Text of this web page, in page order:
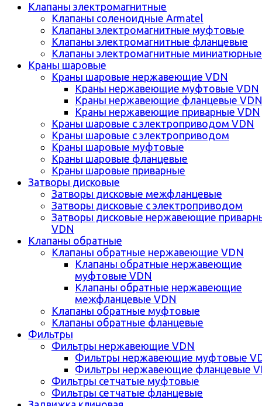
Клапаны электромагнитные
Клапаны соленоидные Armatel
Клапаны электромагнитные муфтовые
Клапаны электромагнитные фланцевые
Клапаны электромагнитные миниатюрные
Краны шаровые
Краны шаровые нержавеющие VDN
Краны нержавеющие муфтовые VDN
Краны нержавеющие фланцевые VDN
Краны нержавеющие приварные VDN
Краны шаровые с электроприводом VDN
Краны шаровые с электроприводом
Краны шаровые муфтовые
Краны шаровые фланцевые
Краны шаровые приварные
Затворы дисковые
Затворы дисковые межфланцевые
Затворы дисковые с электроприводом
Затворы дисковые нержавеющие
VDN
Клапаны обратные
Клапаны обратные нержавеющие VDN
Клапаны обратные нержавеющие
муфтовые VDN
Клапаны обратные нержавеющие
межфланцевые VDN
Клапаны обратные муфтовые
Клапаны обратные фланцевые
Фильтры
Фильтры нержавеющие VDN
Фильтры нержавеющие муфтовые
Фильтры нержавеющие фланцевые
Фильтры сетчатые муфтовые
Фильтры сетчатые фланцевые